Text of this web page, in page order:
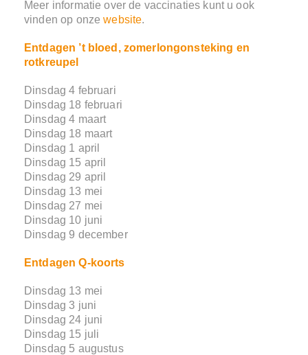
Meer informatie over de vaccinaties kunt u ook
vinden op onzewebsite.
Entdagen ’t bloed, zomerlongonsteking en
rotkreupel
Dinsdag 4 februari
Dinsdag 18 februari
Dinsdag 4 maart
Dinsdag 18 maart
Dinsdag 1 april
Dinsdag 15 april
Dinsdag 29 april
Dinsdag 13 mei
Dinsdag 27 mei
Dinsdag 10 juni
Dinsdag 9 december
Entdagen Q-koorts
Dinsdag 13 mei
Dinsdag 3 juni
Dinsdag 24 juni
Dinsdag 15 juli
Dinsdag 5 augustus